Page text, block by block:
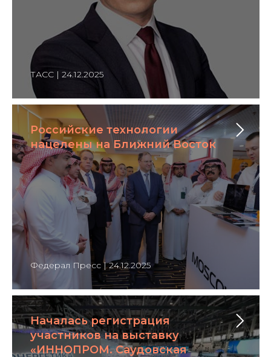
ТАСС | 24.12.2025
Российские технологии
нацелены на Ближний Восток
Федерал Пресс | 24.12.2025
Началась регистрация
участников на выставку
«ИННОПРОМ. Саудовская